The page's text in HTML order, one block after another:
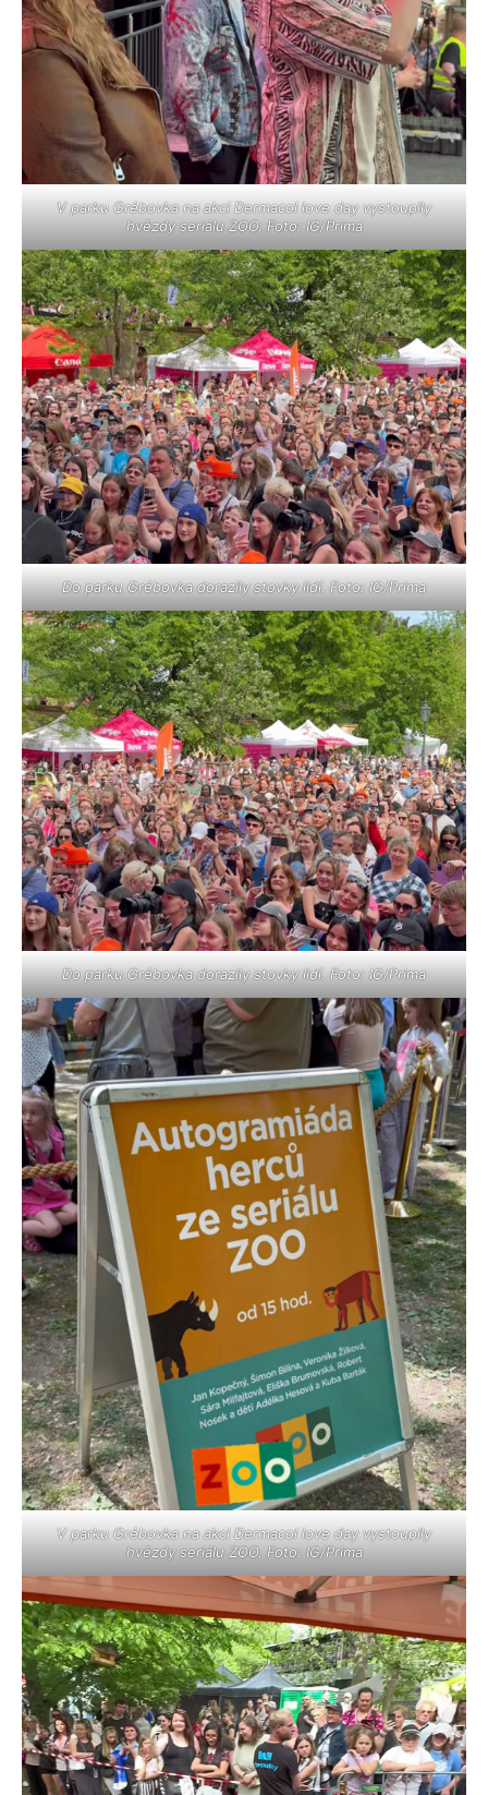
V parku Grébovka na akci Dermacol love day vystoupily
hvězdy seriálu ZOO. Foto: IG/Prima
Do parku Grébovka dorazily stovky lidí. Foto: IG/Prima
Do parku Grébovka dorazily stovky lidí. Foto: IG/Prima
V parku Grébovka na akci Dermacol love day vystoupily
hvězdy seriálu ZOO. Foto: IG/Prima